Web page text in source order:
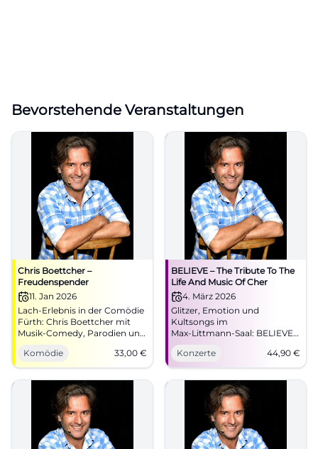
Bevorstehende Veranstaltungen
Chris Boettcher –
Freudenspender
11. Jan 2026
Lach-Erlebnis in der Comödie
Fürth: Chris Boettcher mit
Musik-Comedy, Parodien und
perfektem Timing. 11.01.2026,
19:30 Uhr, 33 €. Gute Anfahrt,
Kultur-Parktarif, barrierefrei
im Parkett. Jetzt Tickets
holen! #Freudenspender
Komödie 33,00 €
BELIEVE – The Tribute To The
Life And Music Of Cher
4. März 2026
Glitzer, Emotion und
Kultsongs im
Max‑Littmann‑Saal: BELIEVE
feiert Cher mit fulminanter
Live‑Show. Mi., 04.03.2026,
19:30 Uhr, Tickets ab 44,90 €.
Jetzt buchen. #BelieveTour
Konzerte 44,90 €